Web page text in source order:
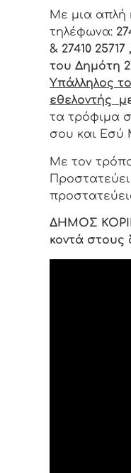
Με μια απλή
τηλέφωνα:
& 27410 25717
του Δημότη
Υπάλληλος
εθελοντής μ
τα τρόφιμα
σου και Εσύ
Με τον
ΔΗΜΟΣ
κοντά στους